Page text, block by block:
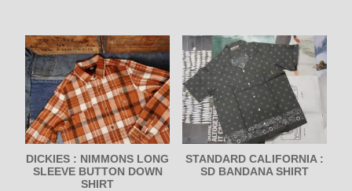
DICKIES : NIMMONS LONG
SLEEVE BUTTON DOWN
SHIRT
STANDARD CALIFORNIA :
SD BANDANA SHIRT